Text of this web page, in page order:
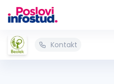
Kontakt